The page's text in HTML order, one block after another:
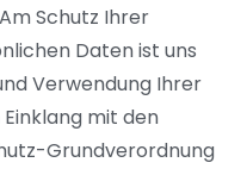
Schutz Ihrer
Daten ist uns
Verwendung Ihrer
mit den
Grundverordnung